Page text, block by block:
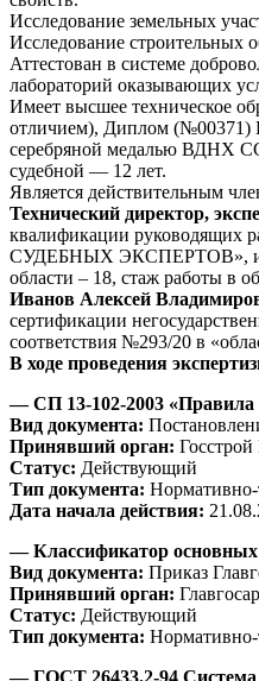
Исследование земельных
Исследование строительных
Аттестован в системе
лабораторий оказывающих
Имеет высшее техническое
отличием), Диплом (№00371)
серебряной медалью ВДНХ
судебной — 12 лет.
Является действительным
Технический директор,
квалификации руководящих
СУДЕБНЫХ ЭКСПЕРТОВ»,
области – 18, стаж работы в
Иванов Алексей
сертификации
соответствия №293/20 в
В ходе проведения
— СП 13-102-2003 «Правила
Вид документа:
Принявший орган: Госстрой
Статус: Действующий
Тип документа: Нормативно-
Дата начала действия:
— Классификатор основных
Вид документа: Приказ
Принявший орган:
Статус: Действующий
Тип документа: Нормативно-
— ГОСТ 26433.2-94 Система